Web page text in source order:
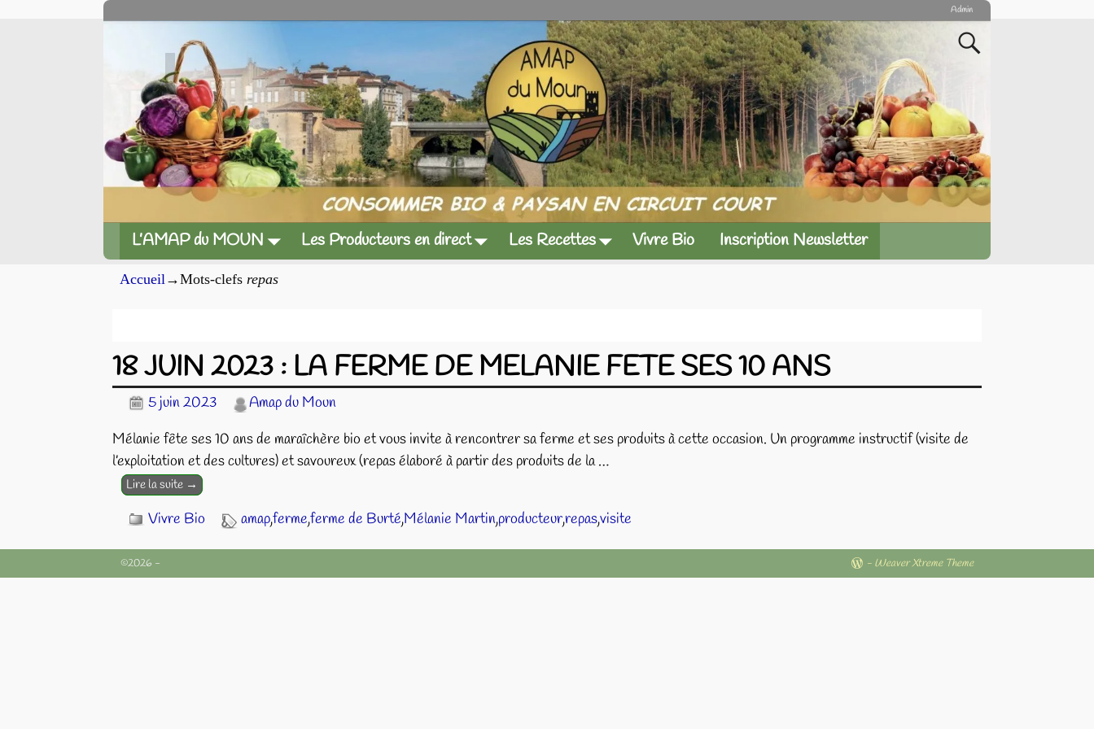
Admin
L’AMAP du MOUN Les Producteurs en direct Les Recettes Vivre Bio Inscription Newsletter
Accueil →Mots-clefs repas
18 JUIN 2023 : LA FERME DE MELANIE FETE SES 10 ANS
5 juin 2023
Amap du Moun
Mélanie fête ses 10 ans de maraîchère bio et vous invite à rencontrer sa ferme et ses produits à cette occasion. Un programme instructif (visite de
l’exploitation et des cultures) et savoureux (repas élaboré à partir des produits de la…
Lire la suite →
Vivre Bio amap,ferme,ferme de Burté,Mélanie Martin,producteur,repas,visite
©2026 - - Weaver Xtreme Theme